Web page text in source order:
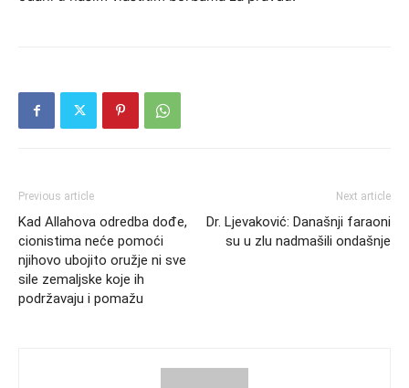
Previous article
Kad Allahova odredba dođe,
cionistima neće pomoći
njihovo ubojito oružje ni sve
sile zemaljske koje ih
podržavaju i pomažu
Next article
Dr. Ljevaković: Današnji faraoni
su u zlu nadmašili ondašnje